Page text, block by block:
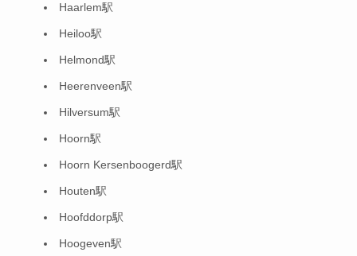
Haarlem駅
Heiloo駅
Helmond駅
Heerenveen駅
Hilversum駅
Hoorn駅
Hoorn Kersenboogerd駅
Houten駅
Hoofddorp駅
Hoogeven駅